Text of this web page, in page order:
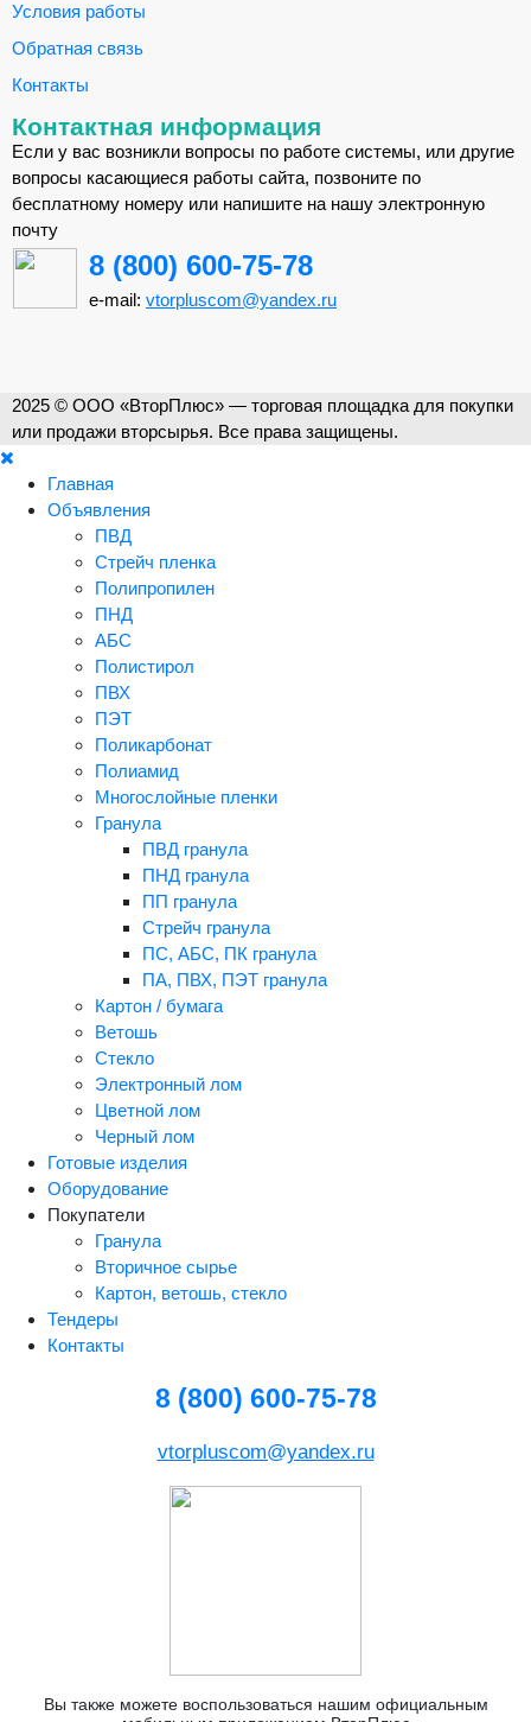
Условия работы
Обратная связь
Контакты
Контактная информация
Если у вас возникли вопросы по работе системы, или другие
вопросы касающиеся работы сайта, позвоните по
бесплатному номеру или напишите на нашу электронную
почту
8 (800) 600-75-78
e-mail: vtorpluscom@yandex.ru
2025 © ООО «ВторПлюс» — торговая площадка для покупки
или продажи вторсырья. Все права защищены.
Главная
Объявления
ПВД
Стрейч пленка
Полипропилен
ПНД
АБС
Полистирол
ПВХ
ПЭТ
Поликарбонат
Полиамид
Многослойные пленки
Гранула
ПВД гранула
ПНД гранула
ПП гранула
Стрейч гранула
ПС, АБС, ПК гранула
ПА, ПВХ, ПЭТ гранула
Картон / бумага
Ветошь
Стекло
Электронный лом
Цветной лом
Черный лом
Готовые изделия
Оборудование
Покупатели
Гранула
Вторичное сырье
Картон, ветошь, стекло
Тендеры
Контакты
8 (800) 600-75-78
vtorpluscom@yandex.ru
Вы также можете воспользоваться нашим официальным